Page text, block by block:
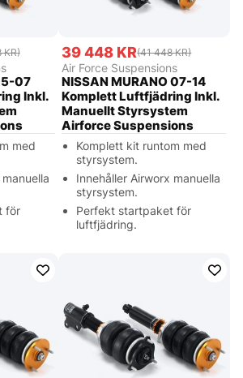
KR)
07
Inkl.
med
för
39 448 KR(41 448 KR)
Air Force Suspensions
NISSAN MURANO 07-14
Komplett Luftfjädring Inkl.
Manuellt Styrsystem
Airforce Suspensions
Komplett kit runtom med
styrsystem.
Innehåller Airworx manuella
styrsystem.
Perfekt startpaket för
luftfjädring.